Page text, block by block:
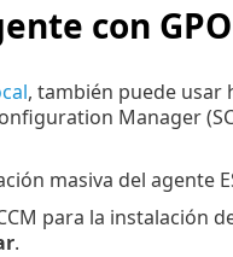
con GPO
, también puede
Manager
masiva del agente
para la instalación
.